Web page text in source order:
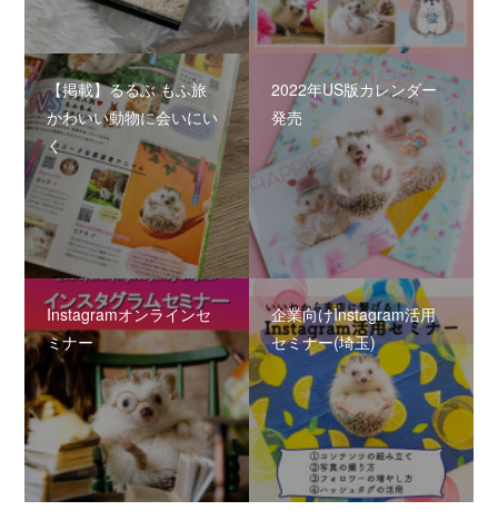
【掲載】るるぶ もふ旅
かわいい動物に会いにい
く
2022年US版カレンダー
発売
Instagramオンラインセ
ミナー
企業向けInstagram活用
セミナー(埼玉)